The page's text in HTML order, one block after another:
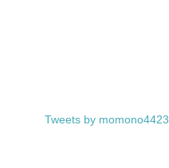
Tweets by momono4423